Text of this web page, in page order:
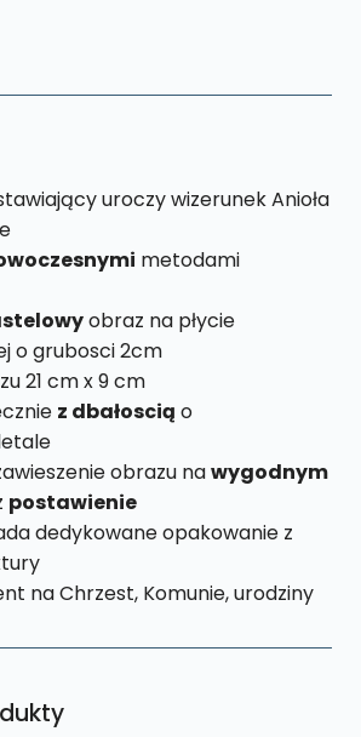
uroczy wizerunek Anioła
metodami
obraz na płycie
o grubosci 2cm
21 cm x 9 cm
z dbałoscią o
obrazu nawygodnym
postawienie
dedykowane opakowanie z
na Chrzest, Komunie, urodziny